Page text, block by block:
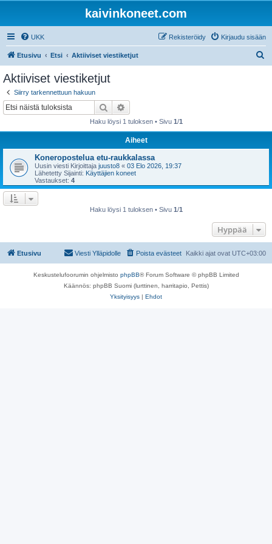
kaivinkoneet.com
UKK Kirjaudu sisään
Rekisteröidy
Etusivu Etsi Aktiiviset viestiketjut
Aktiiviset viestiketjut
Siirry tarkennettuun hakuun
Etsi
Haku löysi 1 tuloksen • Sivu 1/1
Aiheet
Koneropostelua etu-raukkalassa
Uusin viesti Kirjoittaja juusto8 « 03 Elo 2026, 19:37
Lähetetty Sijainti: Käyttäjien koneet
Vastaukset: 4
Haku löysi 1 tuloksen • Sivu 1/1
Hyppää
Etusivu Kaikki ajat ovat UTC+03:00
Poista evästeet
Viesti Ylläpidolle
Keskustelufoorumin ohjelmisto phpBB® Forum Software © phpBB Limited
Käännös: phpBB Suomi (lurttinen, harritapio, Pettis)
Yksityisyys | Ehdot